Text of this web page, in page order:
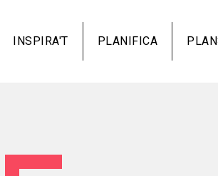
contingut
INSPIRA'T PLANIFICA